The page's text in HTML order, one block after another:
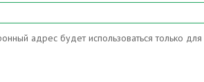
адрес будет использоваться только